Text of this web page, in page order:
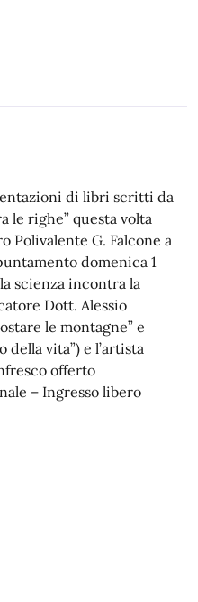
di libri scritti da
le righe” questa volta
Polivalente G. Falcone a
domenica 1
scienza incontra la
Dott. Alessio
le montagne” e
della vita”) e l’artista
offerto
– Ingresso libero